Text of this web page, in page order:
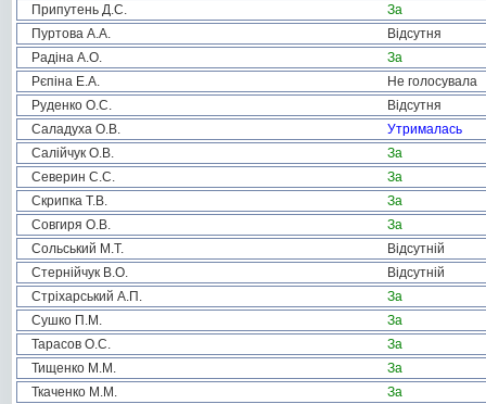
Припутень Д.С.
За
Пуртова А.А.
Відсутня
Радіна А.О.
За
Рєпіна Е.А.
Не голосувала
Руденко О.С.
Відсутня
Саладуха О.В.
Утрималась
Салійчук О.В.
За
Северин С.С.
За
Скрипка Т.В.
За
Совгиря О.В.
За
Сольський М.Т.
Відсутній
Стернійчук В.О.
Відсутній
Стріхарський А.П.
За
Сушко П.М.
За
Тарасов О.С.
За
Тищенко М.М.
За
Ткаченко М.М.
За